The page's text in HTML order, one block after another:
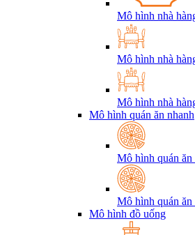
Mô hình nhà
Mô hình nhà
Mô hình nhà
Mô hình quán ăn nhanh
Mô hình quán
Mô hình quán ăn
Mô hình đồ uống